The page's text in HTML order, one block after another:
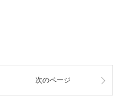
次のページ